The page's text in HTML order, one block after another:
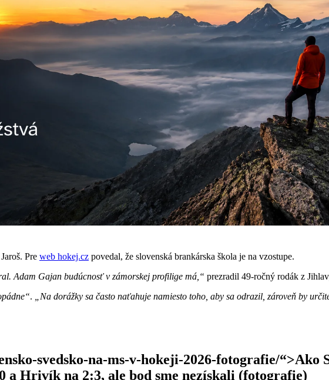
Pre web hokej.cz povedal, že slovenská brankárska škola je na vzostupe.
Adam Gajan budúcnosť v zámorskej profilige má,“ prezradil 49-ročný rodák z
. „Na dorážky sa často naťahuje namiesto toho, aby sa odrazil, zároveň by
svedsko-na-ms-v-hokeji-2026-fotografie/“>Ako
a Hrivík na 2:3, ale bod sme nezískali (fotografie)